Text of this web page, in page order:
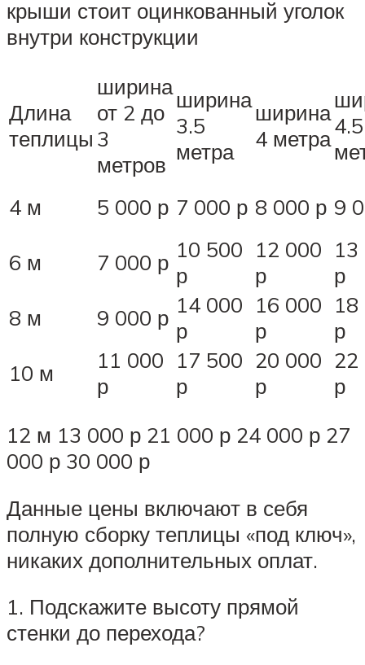
крыши стоит оцинкованный уголок
внутри конструкции
Длина
теплицы
ширина
от 2 до
3
метров
ширина
3.5
метра
ширина
4 метра4.5
4 м 5 000 р 7 000 р 8 000 р 9
6 м 7 000 р 10 500
р
12 000
р
13
р
8 м
9 000 р 14 000
р
16 000
р
18
р
10 м
11 000
р
17 500
р
20 000
р
22
р
12 м 13 000 р 21 000 р 24 000 р 27
000 р 30 000 р
Данные цены включают в себя
полную сборку теплицы «под ключ»,
никаких дополнительных оплат.
1. Подскажите высоту прямой
стенки до перехода?